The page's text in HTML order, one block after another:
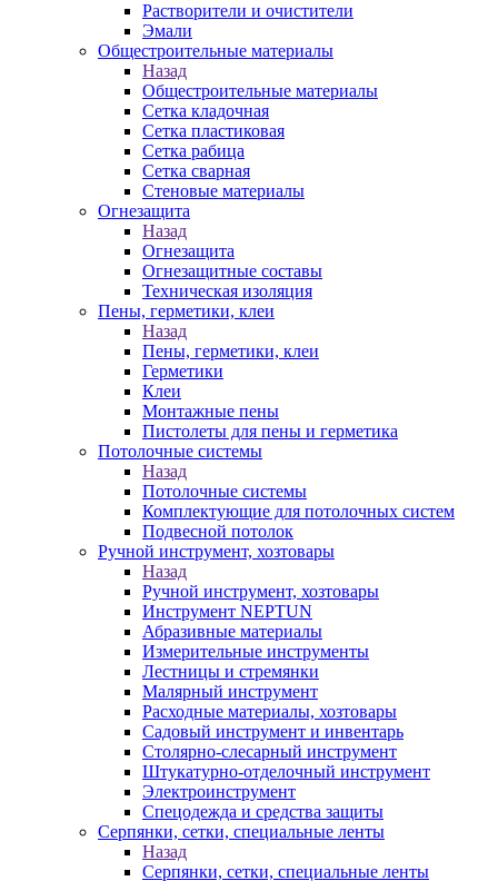
Растворители и очистители
Эмали
Общестроительные материалы
Назад
Общестроительные материалы
Сетка кладочная
Сетка пластиковая
Сетка рабица
Сетка сварная
Стеновые материалы
Огнезащита
Назад
Огнезащита
Огнезащитные составы
Техническая изоляция
Пены, герметики, клеи
Назад
Пены, герметики, клеи
Герметики
Клеи
Монтажные пены
Пистолеты для пены и герметика
Потолочные системы
Назад
Потолочные системы
Комплектующие для потолочных систем
Подвесной потолок
Ручной инструмент, хозтовары
Назад
Ручной инструмент, хозтовары
Инструмент NEPTUN
Абразивные материалы
Измерительные инструменты
Лестницы и стремянки
Малярный инструмент
Расходные материалы, хозтовары
Садовый инструмент и инвентарь
Столярно-слесарный инструмент
Штукатурно-отделочный инструмент
Электроинструмент
Спецодежда и средства защиты
Серпянки, сетки, специальные ленты
Назад
Серпянки, сетки, специальные ленты